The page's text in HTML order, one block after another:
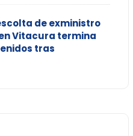
de exministro
Vitacura termina
tras